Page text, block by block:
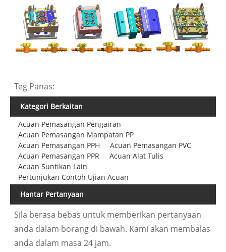
Teg Panas:
Kategori Berkaitan
Acuan Pemasangan Pengairan
Acuan Pemasangan Mampatan PP
Acuan Pemasangan PPH
Acuan Pemasangan PVC
Acuan Pemasangan PPR
Acuan Alat Tulis
Acuan Suntikan Lain
Pertunjukan Contoh Ujian Acuan
Hantar Pertanyaan
Sila berasa bebas untuk memberikan pertanyaan
anda dalam borang di bawah. Kami akan membalas
anda dalam masa 24 jam.